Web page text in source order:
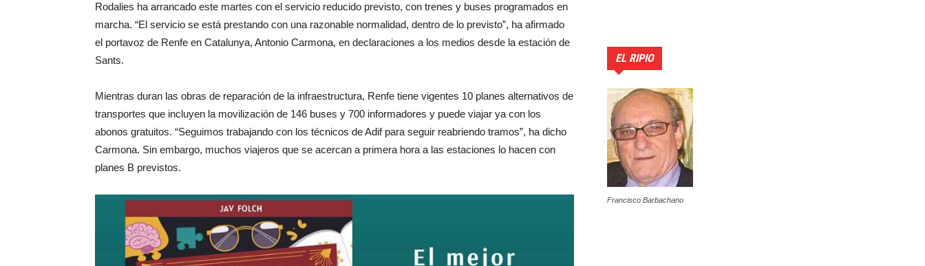
Rodalies ha arrancado este martes con el servicio reducido previsto, con trenes y buses programados en
marcha. “El servicio se está prestando con una razonable normalidad, dentro de lo previsto”, ha afirmado
el portavoz de Renfe en Catalunya, Antonio Carmona, en declaraciones a los medios desde la estación de
Sants.
Mientras duran las obras de reparación de la infraestructura, Renfe tiene vigentes 10 planes alternativos de
transportes que incluyen la movilización de 146 buses y 700 informadores y puede viajar ya con los
abonos gratuitos. “Seguimos trabajando con los técnicos de Adif para seguir reabriendo tramos”, ha dicho
Carmona. Sin embargo, muchos viajeros que se acercan a primera hora a las estaciones lo hacen con
planes B previstos.
EL RIPIO
Francisco Barbachano